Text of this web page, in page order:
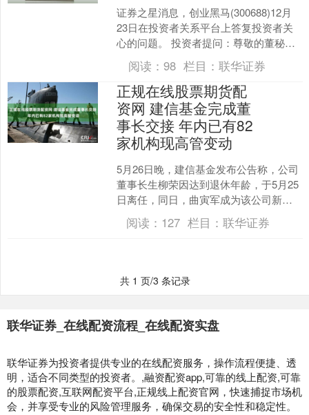
证券之星消息，创业黑马(300688)12月
23日在投资者关系平台上答复投资者关
心的问题。 投资者提问：尊敬的董秘您
好，请问公司在商业航天方面有业务
吗？公司投资....
阅读： 98 栏目： 联华证券
正规在线股票期货配
资网 建信基金完成董
事长交接 年内已有82
家机构现高管变动
5月26日晚，建信基金发布公告称，公司
董事长生柳荣因达到退休年龄，于5月25
日离任，同日，曲寅军成为该公司新任
董事长。 贝壳财经记者注意到，今年以
来，基金公司高....
阅读： 127 栏目：联华证券
共 1 页/3 条记录
联华证券_在线配资流程_在线配资实盘
联华证券为投资者提供专业的在线配资服务，操作流程便捷、透
明，适合不同类型的投资者。,融资配资app,可靠的线上配资,可靠
的股票配资,互联网配资平台,正规线上配资官网，快速捕捉市场机
会，并享受专业的风险管理服务，确保交易的安全性和稳定性。